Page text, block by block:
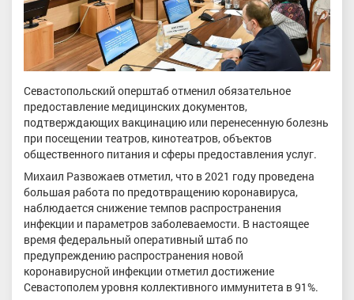
Севастопольский оперштаб отменил обязательное
предоставление медицинских документов,
подтверждающих вакцинацию или перенесенную болезнь
при посещении театров, кинотеатров, объектов
общественного питания и сферы предоставления услуг.
Михаил Развожаев отметил, что в 2021 году проведена
большая работа по предотвращению коронавируса,
наблюдается снижение темпов распространения
инфекции и параметров заболеваемости. В настоящее
время федеральный оперативный штаб по
предупреждению распространения новой
коронавирусной инфекции отметил достижение
Севастополем уровня коллективного иммунитета в 91%.